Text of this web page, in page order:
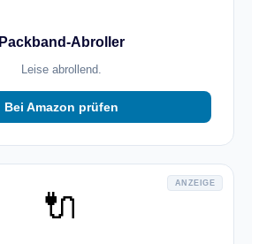
Packband-Abroller
Leise abrollend.
Bei Amazon prüfen
ANZEIGE
🔌